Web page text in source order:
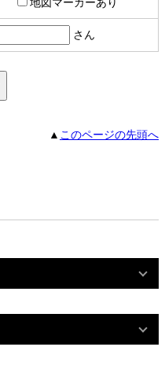
さん
▲ このページの先頭へ